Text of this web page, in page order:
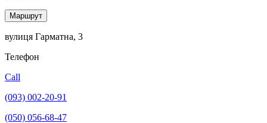
Маршрут
вулиця Гарматна, 3
Телефон
Call
(093) 002-20-91
(050) 056-68-47